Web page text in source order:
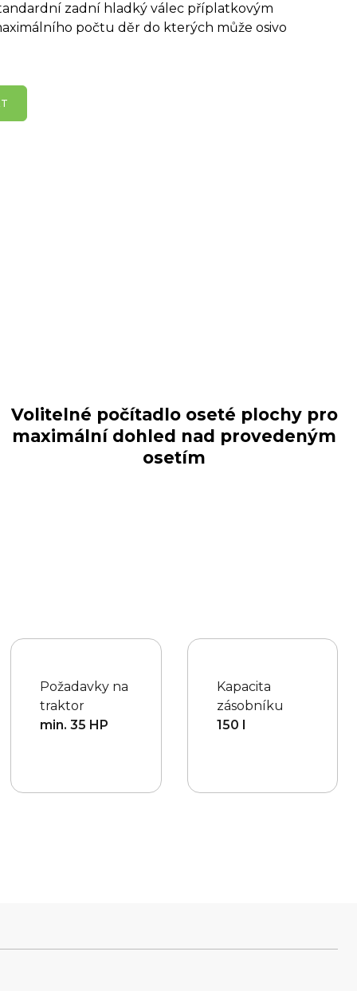
zadní hladký válec příplatkovým
počtu děr do kterých může osivo
Volitelné počítadlo oseté plochy pro
maximální dohled nad provedeným
osetím
Požadavky na
traktor
min. 35 HP
Kapacita
zásobníku
150 l